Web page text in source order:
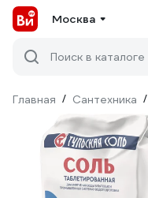
Москва
Поиск в каталоге
Главная / Сантехника /